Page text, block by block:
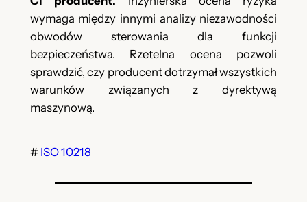
wymaga między innymi analizy niezawodności
obwodów sterowania dla funkcji
bezpieczeństwa. Rzetelna ocena pozwoli
sprawdzić, czy producent dotrzymał wszystkich
warunków związanych z dyrektywą
maszynową.
# ISO 10218